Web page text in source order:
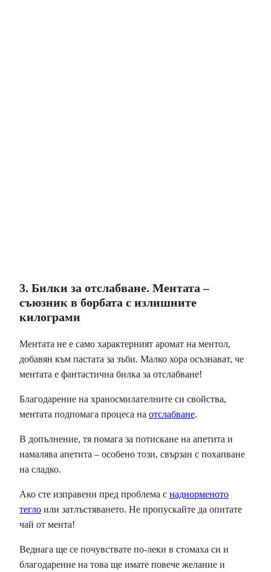
3. Билки за отслабване. Ментата –
съюзник в борбата с излишните
килограми
Ментата не е само характерният аромат на ментол,
добавян към пастата за зъби. Малко хора осъзнават, че
ментата е фантастична билка за отслабване!
Благодарение на храносмилателните си свойства,
ментата подпомага процеса на отслабване.
В допълнение, тя помага за потискане на апетита и
намалява апетита – особено този, свързан с похапване
на сладко.
Ако сте изправени пред проблема с наднорменото
тегло или затлъстяването. Не пропускайте да опитате
чай от мента!
Веднага ще се почувствате по-леки в стомаха си и
благодарение на това ще имате повече желание и